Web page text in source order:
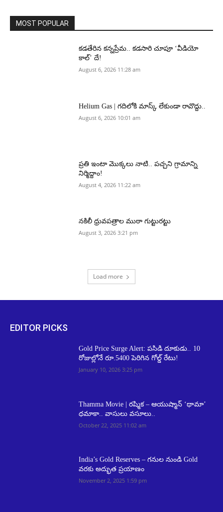
MOST POPULAR
కడతేరిన కన్నప్రేమ.. కడసారి చూపూ ‘వీడియో
కాల్’ దే!
August 6, 2026 11:28 am
Helium Gas | గదిలోకి మాస్క్ లేకుండా రావొద్దు..
August 6, 2026 10:01 am
ప్రతి ఇంటా మొక్కలు నాటి.. పచ్చని గ్రామాన్ని
నిర్మిద్దాం!
August 4, 2026 11:22 am
నకిలీ ధ్రువపత్రాల ముఠా గుట్టురట్టు
August 3, 2026 3:21 pm
Load more
EDITOR PICKS
Gold Price Surge Alert: పసిడి దూకుడు.. 10
రోజుల్లోనే రూ.5400 పెరిగిన గోల్డ్ రేటు!
January 10, 2026 3:25 pm
Thamma Movie | రష్మిక – ఆయుష్మాన్ ‘థామా’
ధమాకా.. వాసులు వసూలు..
October 22, 2025 11:02 am
India’s Gold Reserves – గనుల నుండి Gold
వరకు అద్భుత ప్రయాణం
November 2, 2025 1:59 pm